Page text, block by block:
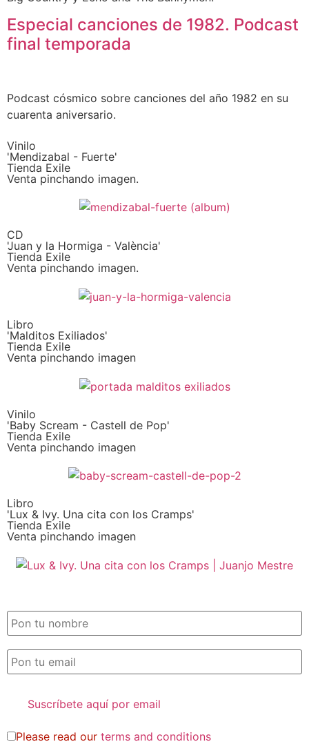
Especial canciones de 1982. Podcast
final temporada
Podcast cósmico sobre canciones del año 1982 en su
cuarenta aniversario.
Vinilo
'Mendizabal - Fuerte'
Tienda Exile
Venta pinchando imagen.
CD
'Juan y la Hormiga - València'
Tienda Exile
Venta pinchando imagen.
Libro
'Malditos Exiliados'
Tienda Exile
Venta pinchando imagen
Vinilo
'Baby Scream - Castell de Pop'
Tienda Exile
Venta pinchando imagen
Libro
'Lux & Ivy. Una cita con los Cramps'
Tienda Exile
Venta pinchando imagen
Please read our terms and conditions